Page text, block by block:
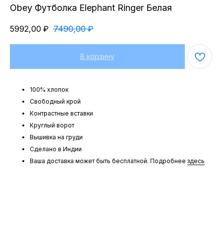
Obey Футболка Elephant Ringer Белая
5992,00 ₽ 7490,00 ₽
В корзину
100% хлопок
Свободный крой
Контрастные вставки
Круглый ворот
Вышивка на груди
Сделано в Индии
Ваша доставка может быть бесплатной. Подробнее здесь